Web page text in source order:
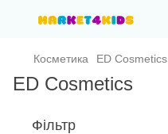
Косметика ED Cosmetics
ED Cosmetics
Фільтр